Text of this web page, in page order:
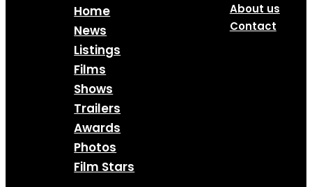
Home
News
Listings
Films
Shows
Trailers
Awards
Photos
Film Stars
About us
Contact